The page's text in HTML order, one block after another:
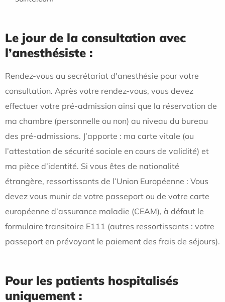
Le jour de la consultation avec
l’anesthésiste :
Rendez-vous au secrétariat d'anesthésie pour votre
consultation. Après votre rendez-vous, vous devez
effectuer votre pré-admission ainsi que la réservation de
ma chambre (personnelle ou non) au niveau du bureau
des pré-admissions. J’apporte : ma carte vitale (ou
l’attestation de sécurité sociale en cours de validité) et
ma pièce d’identité. Si vous êtes de nationalité
étrangère, ressortissants de l’Union Européenne : Vous
devez vous munir de votre passeport ou de votre carte
européenne d’assurance maladie (CEAM), à défaut le
formulaire transitoire E111 (autres ressortissants : votre
passeport en prévoyant le paiement des frais de séjours).
Pour les patients hospitalisés
uniquement :